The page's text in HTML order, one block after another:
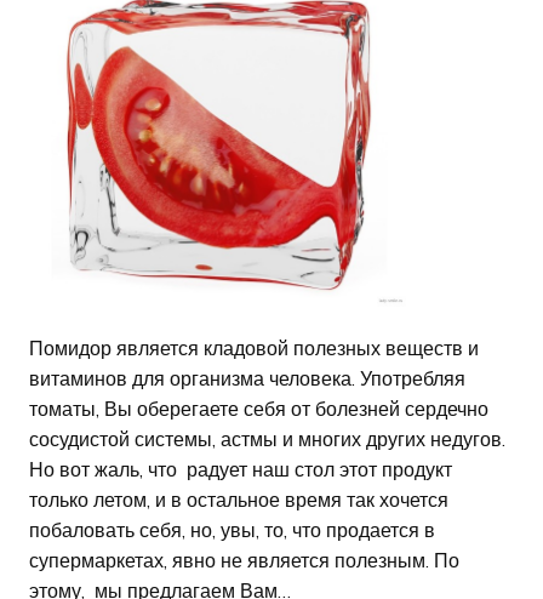
Помидор является кладовой полезных веществ и
витаминов для организма человека. Употребляя
томаты, Вы оберегаете себя от болезней сердечно
сосудистой системы, астмы и многих других недугов.
Но вот жаль, что радует наш стол этот продукт
только летом, и в остальное время так хочется
побаловать себя, но, увы, то, что продается в
супермаркетах, явно не является полезным. По
этому, мы предлагаем Вам…